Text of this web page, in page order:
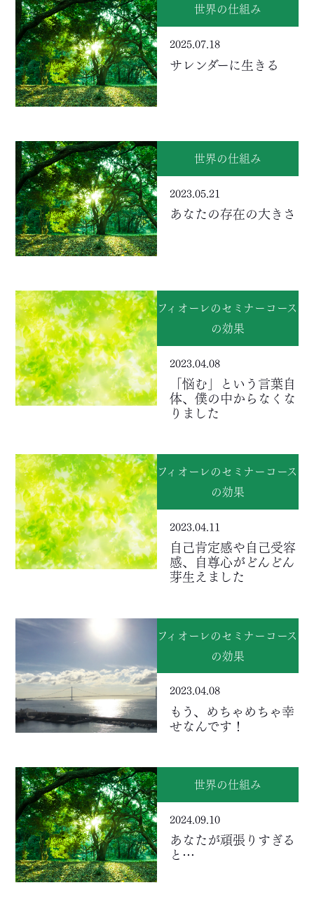
世界の仕組み
2025.07.18
サレンダーに生きる
世界の仕組み
2023.05.21
あなたの存在の大きさ
フィオーレのセミナーコース
の効果
2023.04.08
「悩む」という言葉自
体、僕の中からなくな
りました
フィオーレのセミナーコース
の効果
2023.04.11
自己肯定感や自己受容
感、自尊心がどんどん
芽生えました
フィオーレのセミナーコース
の効果
2023.04.08
もう、めちゃめちゃ幸
せなんです！
世界の仕組み
2024.09.10
あなたが頑張りすぎる
と…